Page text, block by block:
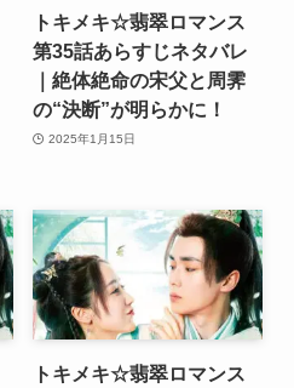
トキメキ☆翡翠ロマンス
第35話あらすじネタバレ
｜絶体絶命の宋父と周霁
の“決断”が明らかに！
2025年1月15日
トキメキ☆翡翠ロマンス